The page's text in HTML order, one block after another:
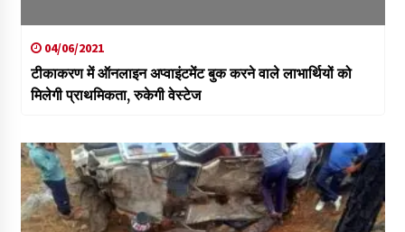
04/06/2021
टीकाकरण में ऑनलाइन अप्वाइंटमेंट बुक करने वाले लाभार्थियों को
मिलेगी प्राथमिकता, रुकेगी वेस्टेज